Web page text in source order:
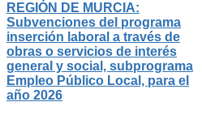
REGIÓN DE MURCIA:
Subvenciones del programa
inserción laboral a través de
obras o servicios de interés
general y social, subprograma
Empleo Público Local, para el
año 2026